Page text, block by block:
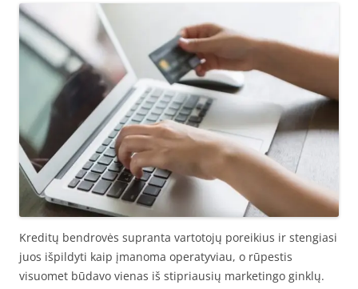
Kreditų bendrovės supranta vartotojų poreikius ir stengiasi
juos išpildyti kaip įmanoma operatyviau, o rūpestis
visuomet būdavo vienas iš stipriausių marketingo ginklų.